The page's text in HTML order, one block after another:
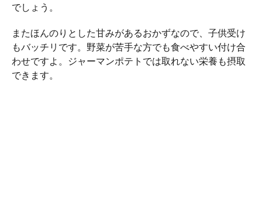
でしょう。
またほんのりとした甘みがあるおかずなので、子供受け
もバッチリです。野菜が苦手な方でも食べやすい付け合
わせですよ。ジャーマンポテトでは取れない栄養も摂取
できます。